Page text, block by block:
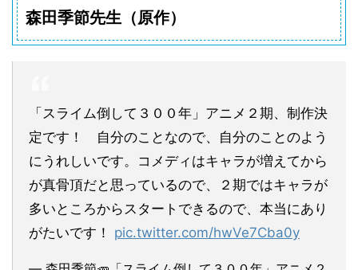
森田季節先生（原作）
「スライム倒して３００年」アニメ２期、制作決
定です！ 自分のことなので、自分のことのよう
にうれしいです。コメディはキャラが増えてから
が真骨頂だと思っているので、２期ではキャラが
多いところからスタートできるので、本当にあり
がたいです！ pic.twitter.com/hwVe7Cba0y